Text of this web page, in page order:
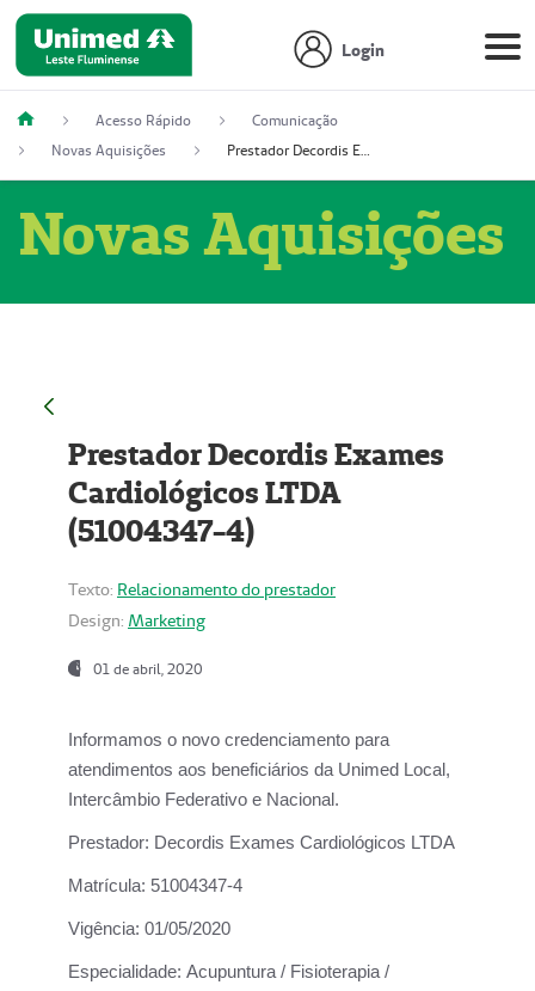
Login
Acesso Rápido
Comunicação
Novas Aquisições
Prestador Decordis Exames Cardiológicos LTDA (51004347-4)
Novas Aquisições
Prestador Decordis Exames
Cardiológicos LTDA
(51004347-4)
Texto: Relacionamento do prestador
Design: Marketing
01 de abril, 2020
Informamos o novo credenciamento para
atendimentos aos beneficiários da Unimed Local,
Intercâmbio Federativo e Nacional.
Prestador: Decordis Exames Cardiológicos LTDA
Matrícula: 51004347-4
Vigência: 01/05/2020
Especialidade: Acupuntura / Fisioterapia /